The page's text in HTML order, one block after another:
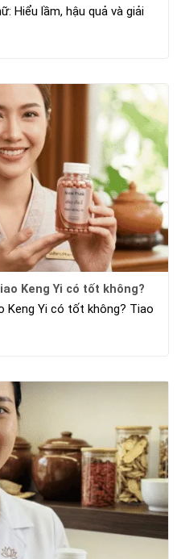
Hiểu lầm, hậu quả và giải
Keng Yi có tốt không?
Keng Yi có tốt không? Tiao